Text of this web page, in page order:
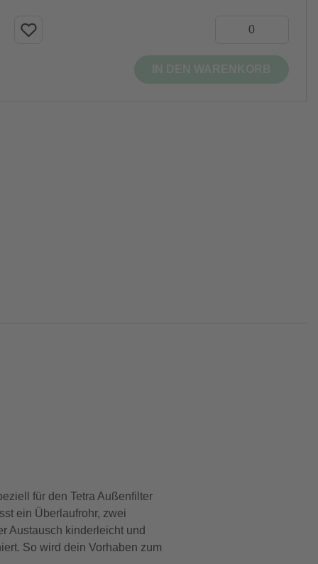
für den Tetra Außenfilter
ein Überlaufrohr, zwei
Austausch kinderleicht und
So wird dein Vorhaben zum